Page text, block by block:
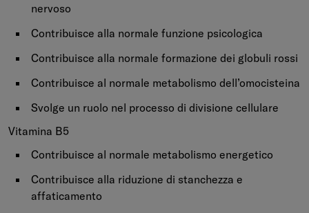
nervoso
Contribuisce alla normale funzione psicologica
Contribuisce alla normale formazione dei globuli rossi
Contribuisce al normale metabolismo dell’omocisteina
Svolge un ruolo nel processo di divisione cellulare
Vitamina B5
Contribuisce al normale metabolismo energetico
Contribuisce alla riduzione di stanchezza e
affaticamento